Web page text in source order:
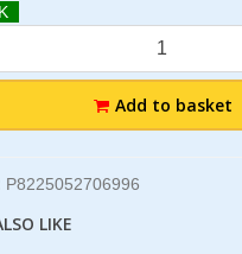
Add to basket
P8225052706996
LIKE